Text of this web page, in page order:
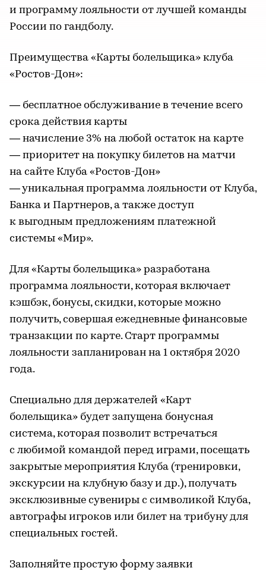
и программу лояльности от лучшей команды
России по гандболу.
Преимущества «Карты болельщика» клуба
«Ростов-Дон»:
— бесплатное обслуживание в течение всего
срока действия карты
— начисление 3% на любой остаток на карте
— приоритет на покупку билетов на матчи
на сайте Клуба «Ростов-Дон»
— уникальная программа лояльности от Клуба,
Банка и Партнеров, а также доступ
к выгодным предложениям платежной
системы «Мир».
Для «Карты болельщика» разработана
программа лояльности, которая включает
кэшбэк, бонусы, скидки, которые можно
получить, совершая ежедневные финансовые
транзакции по карте. Старт программы
лояльности запланирован на 1 октября 2020
года.
Специально для держателей «Карт
болельщика» будет запущена бонусная
система, которая позволит встречаться
с любимой командой перед играми, посещать
закрытые мероприятия Клуба (тренировки,
экскурсии на клубную базу и др.), получать
эксклюзивные сувениры с символикой Клуба,
автографы игроков или билет на трибуну для
специальных гостей.
Заполняйте простую форму заявки